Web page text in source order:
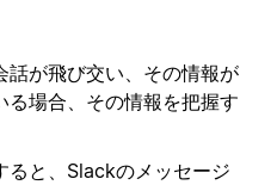
話が飛び交い、その情報が
る場合、その情報を把握す
ると、Slackのメッセージ